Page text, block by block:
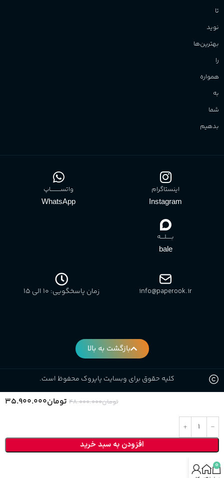
تومان۴۸.۰۰۰.۰۰۰ تومان۳۵.۹۰۰.۰۰۰
افزودن به سبد خرید
تا
نوید
بهترین‌ها
را
همواره
به
شما
بدهیم
اینستاگرام
Instagram
واتســــــــــاپ
WhatsApp
بـــــلــــه
bale
info@paperook.ir زمان پاسخگویی: 10 الی ۱5
بازگشت به بالا
کلیه حقوق برای وبسایت پاپروک محفوظ است.
0